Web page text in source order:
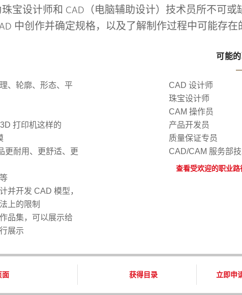
宝设计师和 CAD（电脑辅助设计）技术员所不可或
中创作并确定规格，以及了解制作过程中可能存在
、轮廓、形态、平
打印机这样的
更耐用、更舒适、更
并开发 CAD 模型，
上的限制
品集，可以展示给
展示
可能
CAD 设计师
珠宝设计师
CAM 操作员
产品开发员
质量保证专员
CAD/CAM 服务部
查看受欢迎的职业路
面 获得目录 立即申